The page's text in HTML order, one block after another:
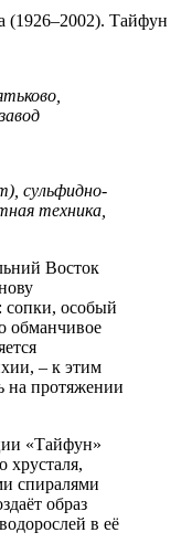
(1926–2002). Тайфун
сульфидно-
техника,
Восток
сопки, особый
обманчивое
– к этим
на протяжении
«Тайфун»
хрусталя,
спиралями
образ
в её